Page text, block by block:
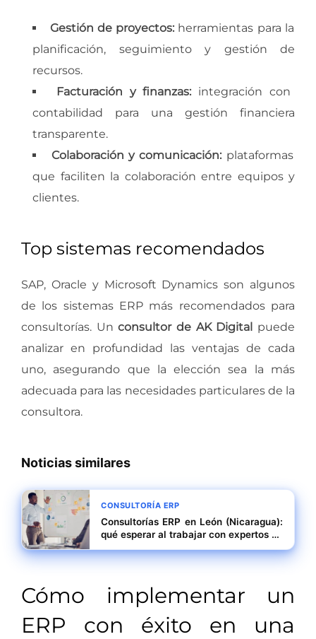
Gestión de proyectos: herramientas para la
planificación, seguimiento y gestión de
recursos.
Facturación y finanzas: integración con
contabilidad para una gestión financiera
transparente.
Colaboración y comunicación: plataformas
que faciliten la colaboración entre equipos y
clientes.
Top sistemas recomendados
SAP, Oracle y Microsoft Dynamics son algunos
de los sistemas ERP más recomendados para
consultorías. Unconsultor de AK Digital puede
analizar en profundidad las ventajas de cada
uno, asegurando que la elección sea la más
adecuada para las necesidades particulares de la
consultora.
Noticias similares
CONSULTORÍA ERP
Consultorías ERP en León (Nicaragua):
qué esperar al trabajar con expertos en
ERP
Cómo implementar un
ERP con éxito en una